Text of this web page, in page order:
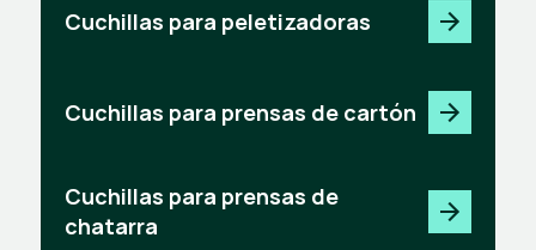
Cuchillas para peletizadoras
Cuchillas para prensas de cartón
Cuchillas para prensas de
chatarra